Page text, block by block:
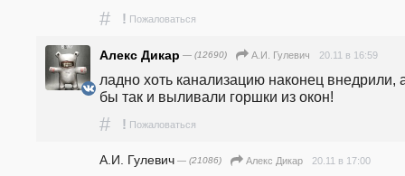
# ! Пожаловаться
Алекс Дикар — (12690) А.И. Гулевич 20.11 в 16:59
ладно хоть канализацию наконец внедрили,
бы так и выливали горшки из окон!
# ! Пожаловаться
А.И. Гулевич — (21086) Алекс Дикар 20.11 в 17:00